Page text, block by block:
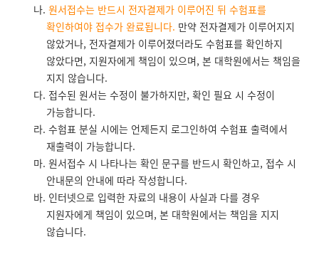
나. 원서접수는 반드시 전자결제가 이루어진 뒤 수험표를
확인하여야 접수가 완료됩니다. 만약 전자결제가 이루어지지
않았거나, 전자결제가 이루어졌더라도 수험표를 확인하지
않았다면, 지원자에게 책임이 있으며, 본 대학원에서는 책임을
지지 않습니다.
다. 접수된 원서는 수정이 불가하지만, 확인 필요 시 수정이
가능합니다.
라. 수험표 분실 시에는 언제든지 로그인하여 수험표 출력에서
재출력이 가능합니다.
마. 원서접수 시 나타나는 확인 문구를 반드시 확인하고, 접수 시
안내문의 안내에 따라 작성합니다.
바. 인터넷으로 입력한 자료의 내용이 사실과 다를 경우
지원자에게 책임이 있으며, 본 대학원에서는 책임을 지지
않습니다.